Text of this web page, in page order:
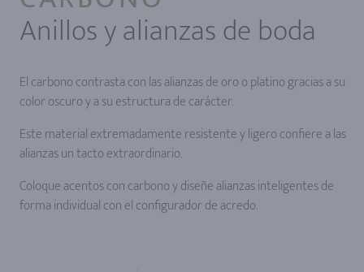
Anillos y alianzas de boda
El carbono contrasta con las alianzas de oro o platino gracias a su
color oscuro y a su estructura de carácter.
Este material extremadamente resistente y ligero confiere a las
alianzas un tacto extraordinario.
Coloque acentos con carbono y diseñe alianzas inteligentes de
forma individual con el configurador de acredo.